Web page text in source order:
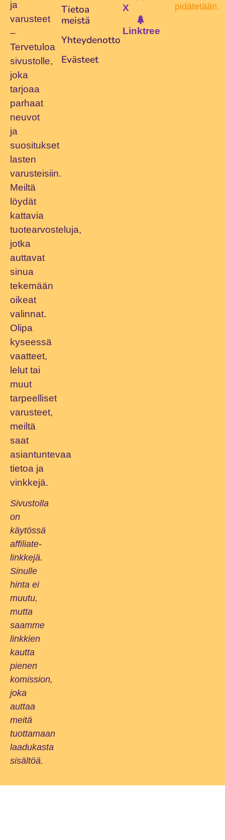
ja
varusteet
–
Tervetuloa
sivustolle,
joka
tarjoaa
parhaat
neuvot
ja
suositukset
lasten
varusteisiin.
Meiltä
löydät
kattavia
tuotearvosteluja,
jotka
auttavat
sinua
tekemään
oikeat
valinnat.
Olipa
kyseessä
vaatteet,
lelut tai
muut
tarpeelliset
varusteet,
meiltä
saat
asiantuntevaa
tietoa ja
vinkkejä.
Sivustolla
on
käytössä
affiliate-
linkkejä.
Sinulle
hinta ei
muutu,
mutta
saamme
linkkien
kautta
pienen
komission,
joka
auttaa
meitä
tuottamaan
laadukasta
sisältöä.
Tietoa
meistä
Yhteydenotto
Evästeet
X
Linktree
pidätetään.